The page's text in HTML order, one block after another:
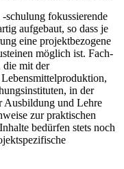
schulung fokussierende
aufgebaut, so dass je
eine projektbezogene
möglich ist. Fach-
die mit der
in der
Ausbildung und Lehre
zur praktischen
bedürfen stets noch